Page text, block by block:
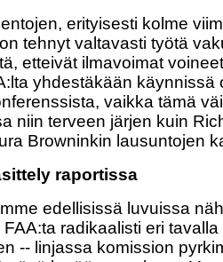
erityisesti kolme
tehnyt valtavasti työtä
etteivät ilmavoimat
yhdestäkään käynnissä
vaikka tämä
niin terveen järjen kuin
Browninkin lausuntojen
raportissa
edellisissä luvuissa
FAA:ta radikaalisti eri
-- linjassa komission